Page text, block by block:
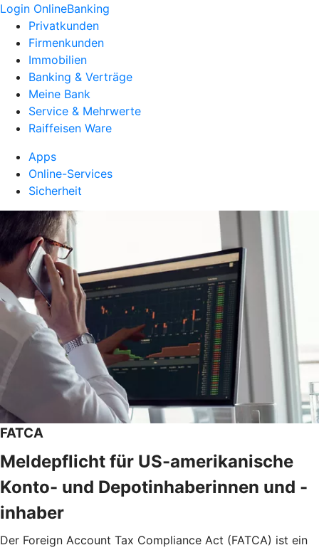
Login OnlineBanking
Privatkunden
Firmenkunden
Immobilien
Banking & Verträge
Meine Bank
Service & Mehrwerte
Raiffeisen Ware
Apps
Online-Services
Sicherheit
FATCA
Meldepflicht für US-amerikanische
Konto- und Depotinhaberinnen und -
inhaber
Der Foreign Account Tax Compliance Act (FATCA) ist ein